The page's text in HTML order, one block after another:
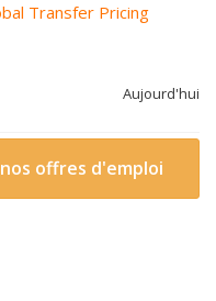
Transfer Pricing
Aujourd'hui
offres d'emploi